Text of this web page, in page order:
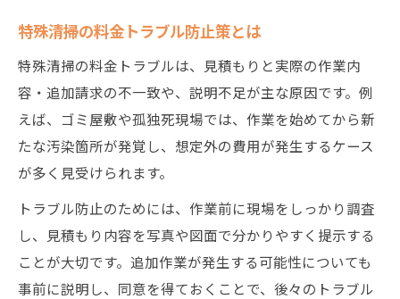
特殊清掃の料金トラブル防止策とは
特殊清掃の料金トラブルは、見積もりと実際の作業内
容・追加請求の不一致や、説明不足が主な原因です。例
えば、ゴミ屋敷や孤独死現場では、作業を始めてから新
たな汚染箇所が発覚し、想定外の費用が発生するケース
が多く見受けられます。
トラブル防止のためには、作業前に現場をしっかり調査
し、見積もり内容を写真や図面で分かりやすく提示する
ことが大切です。追加作業が発生する可能性についても
事前に説明し、同意を得ておくことで、後々のトラブル